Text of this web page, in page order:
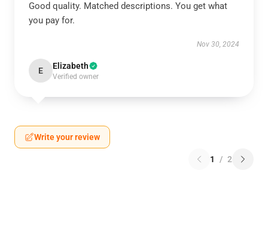
Good quality. Matched descriptions. You get what
you pay for.
Nov 30, 2024
E Elizabeth
Verified owner
Write your review
1 / 2